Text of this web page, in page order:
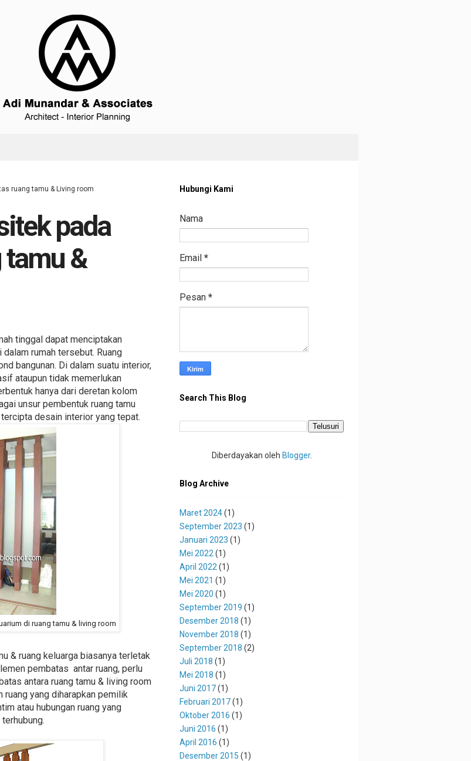
ruang tamu & Living room
pada
&
tinggal dapat menciptakan
rumah tersebut. Ruang
bangunan. Di dalam suatu interior,
ataupun tidak memerlukan
hanya dari deretan kolom
unsur pembentuk ruang tamu
desain interior yang tepat.
di ruang tamu & living room
& ruang keluarga biasanya terletak
pembatas antar ruang, perlu
antara ruang tamu & living room
ruang yang diharapkan pemilik
atau hubungan ruang yang
Hubungi Kami
Nama
Email *
Pesan *
Search This Blog
Diberdayakan oleh Blogger.
Blog Archive
Maret 2024(1)
September 2023 (1)
Januari 2023 (1)
Mei 2022 (1)
April 2022 (1)
Mei 2021 (1)
Mei 2020 (1)
September 2019 (1)
Desember 2018 (1)
November 2018 (1)
September 2018 (2)
Juli 2018 (1)
Mei 2018 (1)
Juni 2017(1)
Februari 2017(1)
Oktober 2016 (1)
Juni 2016 (1)
April 2016 (1)
Desember 2015 (1)